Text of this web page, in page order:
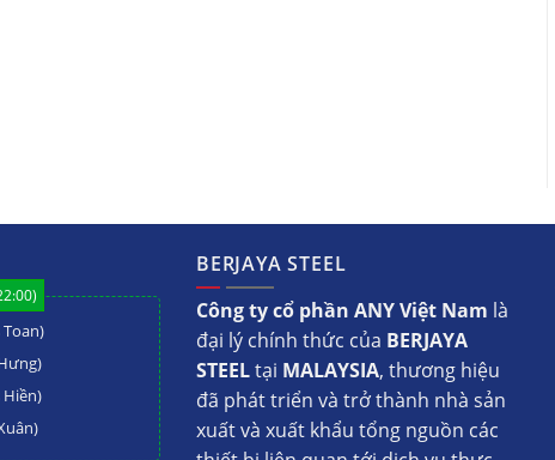
BERJAYA STEEL
Công ty cổ phần ANY Việt Nam là
đại lý chính thức của BERJAYA
STEELtại MALAYSIA, thương hiệu
đã phát triển và trở thành nhà sản
xuất và xuất khẩu tổng nguồn các